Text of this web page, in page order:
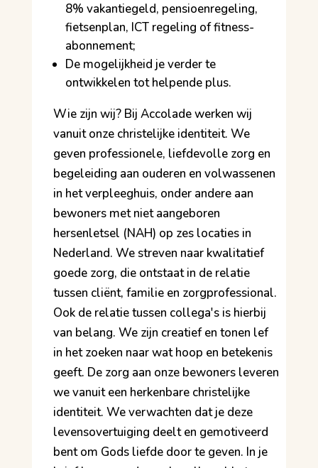
8% vakantiegeld, pensioenregeling,
fietsenplan, ICT regeling of fitness-
abonnement;
De mogelijkheid je verder te
ontwikkelen tot helpende plus.
Wie zijn wij? Bij Accolade werken wij
vanuit onze christelijke identiteit. We
geven professionele, liefdevolle zorg en
begeleiding aan ouderen en volwassenen
in het verpleeghuis, onder andere aan
bewoners met niet aangeboren
hersenletsel (NAH) op zes locaties in
Nederland. We streven naar kwalitatief
goede zorg, die ontstaat in de relatie
tussen cliënt, familie en zorgprofessional.
Ook de relatie tussen collega's is hierbij
van belang. We zijn creatief en tonen lef
in het zoeken naar wat hoop en betekenis
geeft. De zorg aan onze bewoners leveren
we vanuit een herkenbare christelijke
identiteit. We verwachten dat je deze
levensovertuiging deelt en gemotiveerd
bent om Gods liefde door te geven. In je